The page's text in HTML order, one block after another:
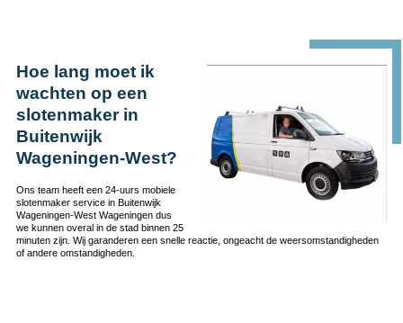
Hoe lang moet ik
wachten op een
slotenmaker in
Buitenwijk
Wageningen-West?
Ons team heeft een 24-uurs mobiele
slotenmaker service in Buitenwijk
Wageningen-West Wageningen dus
we kunnen overal in de stad binnen 25
minuten zijn. Wij garanderen een snelle reactie, ongeacht de weersomstandigheden
of andere omstandigheden.